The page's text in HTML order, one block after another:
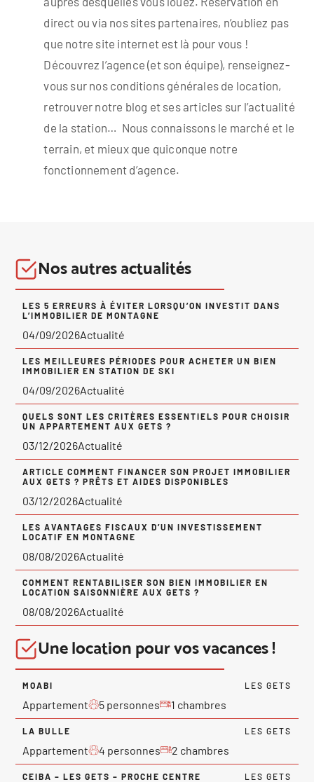
direct ou via nos sites partenaires, n’oubliez pas
que notre site internet est là pour vous !
Découvrez l’agence (et son équipe), renseignez-
vous sur nos conditions générales de location,
retrouver notre blog et ses articles sur l’actualité
de la station… Nous connaissons le marché et le
terrain, et mieux que quiconque notre
fonctionnement d’agence.
Nos autres actualités
LES 5 ERREURS À ÉVITER LORSQU’ON INVESTIT DANS
L’IMMOBILIER DE MONTAGNE
04/09/2026Actualité
LES MEILLEURES PÉRIODES POUR ACHETER UN BIEN
IMMOBILIER EN STATION DE SKI
04/09/2026Actualité
QUELS SONT LES CRITÈRES ESSENTIELS POUR CHOISIR
UN APPARTEMENT AUX GETS ?
03/12/2026Actualité
ARTICLE COMMENT FINANCER SON PROJET IMMOBILIER
AUX GETS ? PRÊTS ET AIDES DISPONIBLES
03/12/2026Actualité
LES AVANTAGES FISCAUX D’UN INVESTISSEMENT
LOCATIF EN MONTAGNE
08/08/2026Actualité
COMMENT RENTABILISER SON BIEN IMMOBILIER EN
LOCATION SAISONNIÈRE AUX GETS ?
08/08/2026Actualité
Une location pour vos vacances !
MOABI LES GETS
Appartement 5 personnes 1 chambres
LA BULLE LES GETS
Appartement 4 personnes 2 chambres
CEIBA – LES GETS – PROCHE CENTRE LES GETS